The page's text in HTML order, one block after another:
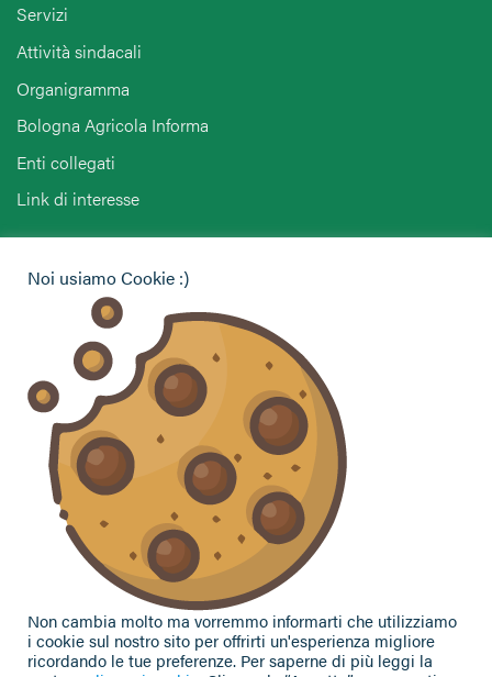
Servizi
Attività sindacali
Organigramma
Bologna Agricola Informa
Enti collegati
Link di interesse
Vuoi contattarci per ricevere assistenza, lasciare un
commento o chiedere informazioni?
CONTATTACI
Seguici sui social
Noi usiamo Cookie :)
Non cambia molto ma vorremmo informarti che utilizziamo
i cookie sul nostro sito per offrirti un'esperienza migliore
ricordando le tue preferenze. Per saperne di più leggi la